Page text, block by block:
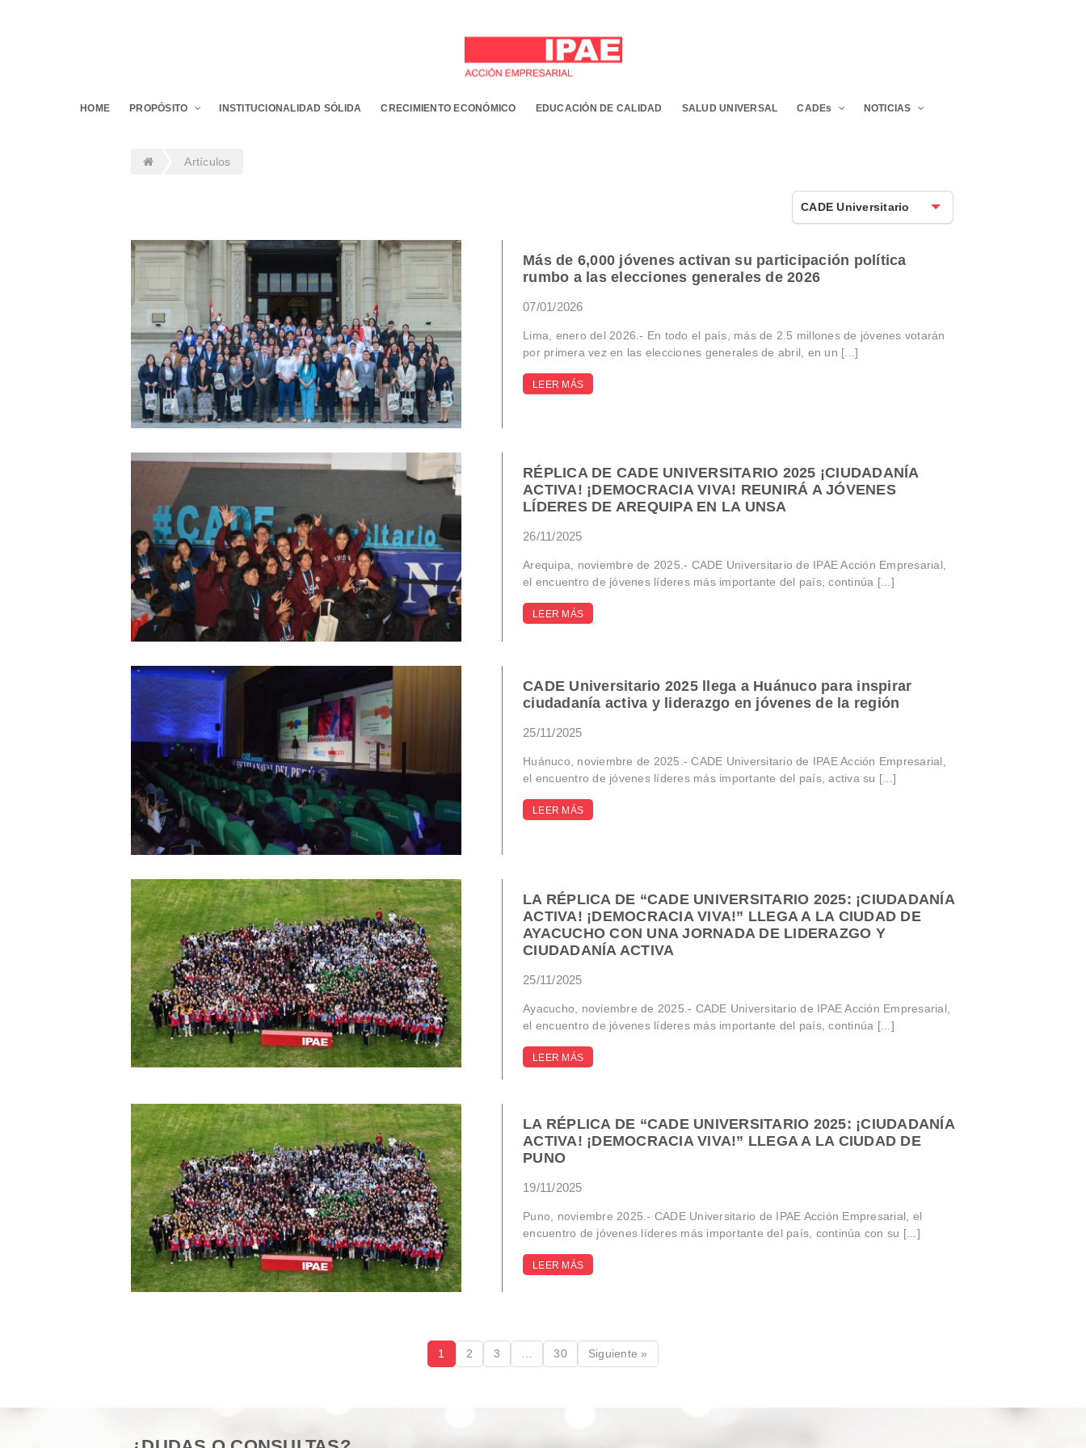
HOME PROPÓSITO INSTITUCIONALIDAD SÓLIDA CRECIMIENTO ECONÓMICO EDUCACIÓN DE CALIDAD SALUD UNIVERSAL CADEs NOTICIAS
Artículos
CADE Universitario
Más de 6,000 jóvenes activan su participación política
rumbo a las elecciones generales de 2026
07/01/2026
Lima, enero del 2026.- En todo el país, más de 2.5 millones de jóvenes votarán
por primera vez en las elecciones generales de abril, en un [...]
LEER MÁS
RÉPLICA DE CADE UNIVERSITARIO 2025 ¡CIUDADANÍA
ACTIVA! ¡DEMOCRACIA VIVA! REUNIRÁ A JÓVENES
LÍDERES DE AREQUIPA EN LA UNSA
26/11/2025
Arequipa, noviembre de 2025.- CADE Universitario de IPAE Acción Empresarial,
el encuentro de jóvenes líderes más importante del país, continúa [...]
LEER MÁS
CADE Universitario 2025 llega a Huánuco para inspirar
ciudadanía activa y liderazgo en jóvenes de la región
25/11/2025
Huánuco, noviembre de 2025.- CADE Universitario de IPAE Acción Empresarial,
el encuentro de jóvenes líderes más importante del país, activa su [...]
LEER MÁS
LA RÉPLICA DE “CADE UNIVERSITARIO 2025: ¡CIUDADANÍA
ACTIVA! ¡DEMOCRACIA VIVA!” LLEGA A LA CIUDAD DE
AYACUCHO CON UNA JORNADA DE LIDERAZGO Y
CIUDADANÍA ACTIVA
25/11/2025
Ayacucho, noviembre de 2025.- CADE Universitario de IPAE Acción Empresarial,
el encuentro de jóvenes líderes más importante del país, continúa [...]
LEER MÁS
LA RÉPLICA DE “CADE UNIVERSITARIO 2025: ¡CIUDADANÍA
ACTIVA! ¡DEMOCRACIA VIVA!” LLEGA A LA CIUDAD DE
PUNO
19/11/2025
Puno, noviembre 2025.- CADE Universitario de IPAE Acción Empresarial, el
encuentro de jóvenes líderes más importante del país, continúa con su [...]
LEER MÁS
1 2 3 … 30 Siguiente »